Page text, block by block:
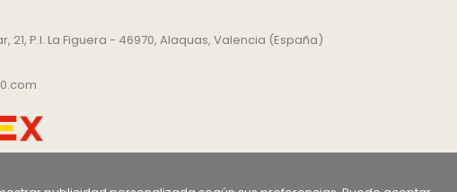
21, P.I. La Figuera - 46970, Alaquas, Valencia (España)